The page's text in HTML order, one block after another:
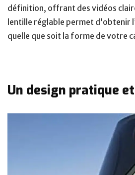
définition, offrant des vidéos
lentille réglable permet d’obtenir
quelle que soit la forme de votre
Un design pratique